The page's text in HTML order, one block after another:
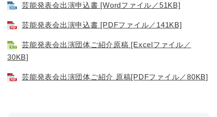
芸能発表会出演申込書 [Wordファイル／51KB]
芸能発表会出演申込書 [PDFファイル／141KB]
芸能発表会出演団体ご紹介原稿 [Excelファイル／
30KB]
芸能発表会出演団体ご紹介 原稿[PDFファイル／80KB]